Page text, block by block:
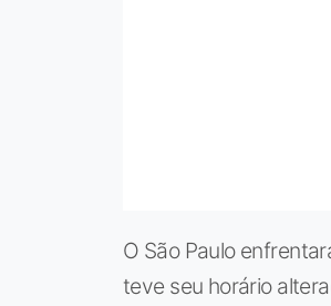
O São Paulo
teve seu horário